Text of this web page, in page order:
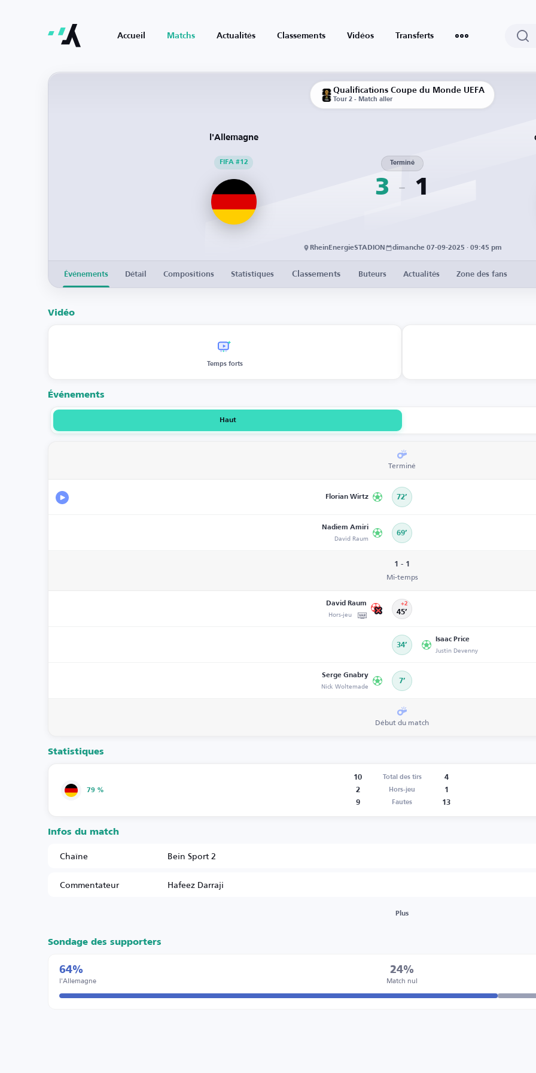
Accueil Matchs Actualités Classements Vidéos Transferts
Qualifications Coupe du Monde UEFA
Tour 2 - Match aller
l'Allemagne
FIFA #12
3
Terminé
1
RheinEnergieSTADION dimanche 07-09-2025 · 09:45 pm
Événements Détail Compositions Statistiques Classements Buteurs Actualités Zone des fans
Vidéo
Temps forts
Événements
Haut
Terminé
Florian Wirtz 72’
Nadiem Amiri
David Raum 69’
1 - 1
Mi-temps
David Raum
Hors-jeu 45’
+2
34’
Isaac Price
Justin Devenny
Serge Gnabry
Nick Woltemade 7’
Début du match
Statistiques
79 %
10 Total des tirs
4
2
Hors-jeu
1
9
Fautes 13
Infos du match
Chaîne
Bein Sport 2
Commentateur
Hafeez Darraji
Plus
Sondage des supporters
64%
l'Allemagne
24%
Match nul